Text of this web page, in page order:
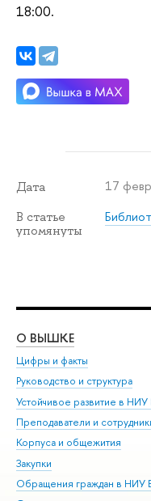
18:00.
Дата 17
В статье
упомянуты
О ВЫШКЕ
Цифры и факты
Руководство и структура
Устойчивое развитие в
Преподаватели и
Корпуса и общежития
Закупки
Обращения граждан в